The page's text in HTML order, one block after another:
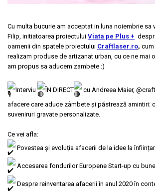
Cetatea Alba Carolina
Cetatea de Scaun a Sucevei
Cetatea Oradea
Sighisoara
Bojdeuca "Ion Creanga", Iasi
Casa Darvas La Roche, Oradea
Casa Junimii Iasi (Muzeul Vasile
Pogor)
Castelul Julia Hasdeu (Muzeul
Memorial B.P. Hasdeu)
Cazinoul Constanta
Galeria Artei Iesene (Muzeul Nicolae
Gane)
Colectia "Orase Medievale"
Colectia Semne de carte Suvenir
Semn de carte suvenir acuarela
Semn de carte suvenir gravat
Globuri suvenir
Magneti de frigider, din lemn
Magneti de frigider acuarela
Magneti de frigider, din lemn, gravati
Mitul Dracula
Personalitati istorice si culturale
Puzzle suvenir
Cu multa bucurie am acceptat in luna noiembrie sa
Filip, initiatoarea proiectului Viata pe Plus +
oamenii din spatele proiectului Craftlaser.ro,
realizam produse de artizanat urban, cu ce ne mai
am propus sa aducem zambete :)
Interviu ÎN DIRECT
cu Andreea Maier,
afacere care aduce zâmbete și păstrează amintiri:
suveniruri gravate personalizate.
Ce vei afla:
Povestea și evoluția afacerii de la idee la
Accesarea fondurilor Europene Start-up cu
Despre reinventarea afacerii în anul 2020 în